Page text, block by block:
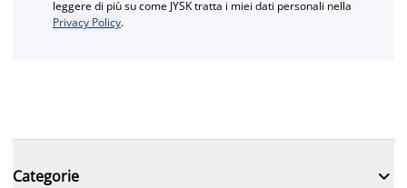
leggere di più su come JYSK tratta i miei dati personali nella
Privacy Policy.
Categorie 